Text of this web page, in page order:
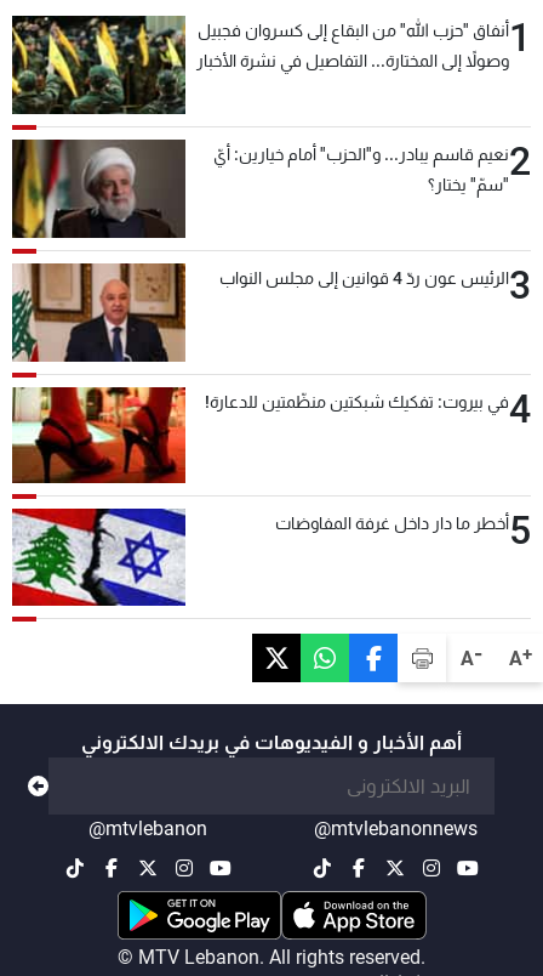
A+
A-
1أنفاق "حزب الله" من البقاع إلى كسروان فجبيل
وصولاً إلى المختارة... التفاصيل في نشرة الأخبار
2نعيم قاسم يبادر... و"الحزب" أمام خيارين: أيّ
"سمّ" يختار؟
3الرئيس عون ردّ 4 قوانين إلى مجلس النواب
4في بيروت: تفكيك شبكتين منظّمتين للدعارة!
5أخطر ما دار داخل غرفة المفاوضات
أهم الأخبار و الفيديوهات في بريدك الالكتروني
@mtvlebanonnews
@mtvlebanon
© MTV Lebanon. All rights reserved.
عن MTV
الإنـتـاج
وظائف
تواصل معنا
شروط الإسـتخدام
سياسة الخصوصية